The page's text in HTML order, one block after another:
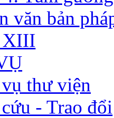
văn bản
XIII
thư viện
- Trao đổi